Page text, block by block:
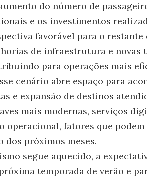
do número de
e os investimentos
favorável para o
de infraestrutura e
para operações mais
cenário abre espaço para
e expansão de destinos
mais modernas, serviços
operacional, fatores que
dos próximos meses.
segue aquecido, a
temporada de verão e